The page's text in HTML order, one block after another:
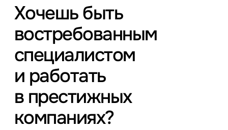
Хочешь быть
востребованным
специалистом
и работать
в престижных
компаниях?